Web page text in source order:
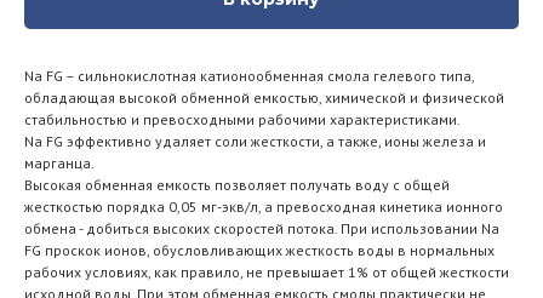
Na FG – сильнокислотная катионообменная смола гелевого типа,
обладающая высокой обменной емкостью, химической и физической
стабильностью и превосходными рабочими характеристиками.
Na FG эффективно удаляет соли жесткости, а также, ионы железа и
марганца.
Высокая обменная емкость позволяет получать воду с общей
жесткостью порядка 0,05 мг-экв/л, а превосходная кинетика ионного
обмена - добиться высоких скоростей потока. При использовании Na
FG проскок ионов, обусловливающих жесткость воды в нормальных
рабочих условиях, как правило, не превышает 1% от общей жесткости
исходной воды. При этом обменная емкость смолы практически не